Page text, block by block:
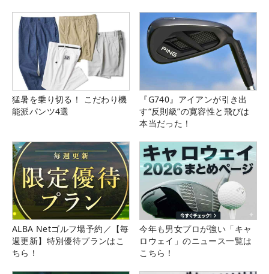
猛暑を乗り切る！ こだわり機
能派パンツ4選
『G740』アイアンが引き出
す“反則級”の寛容性と飛びは
本当だった！
ALBA Netゴルフ場予約／【毎
週更新】特別優待プランはこ
ちら！
今年も男女プロが強い「キャ
ロウェイ」のニュース一覧は
こちら！